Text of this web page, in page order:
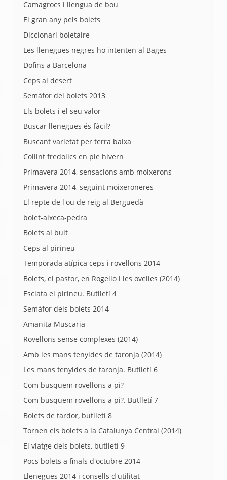
Camagrocs i llengua de bou
El gran any pels bolets
Diccionari boletaire
Les llenegues negres ho intenten al Bages
Dofins a Barcelona
Ceps al desert
Semàfor del bolets 2013
Els bolets i el seu valor
Buscar llenegues és fàcil?
Buscant varietat per terra baixa
Collint fredolics en ple hivern
Primavera 2014, sensacions amb moixerons
Primavera 2014, seguint moixeroneres
El repte de l'ou de reig al Berguedà
bolet-aixeca-pedra
Bolets al buit
Ceps al pirineu
Temporada atípica ceps i rovellons 2014
Bolets, el pastor, en Rogelio i les ovelles (2014)
Esclata el pirineu. Butlletí 4
Semàfor dels bolets 2014
Amanita Muscaria
Rovellons sense complexes (2014)
Amb les mans tenyides de taronja (2014)
Les mans tenyides de taronja. Butlletí 6
Com busquem rovellons a pi?
Com busquem rovellons a pi?. Butlletí 7
Bolets de tardor, butlletí 8
Tornen els bolets a la Catalunya Central (2014)
El viatge dels bolets, butlletí 9
Pocs bolets a finals d'octubre 2014
Llenegues 2014 i consells d'utilitat